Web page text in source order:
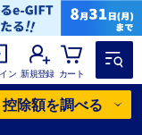
ン 新規登録 カート
控除額を調べる